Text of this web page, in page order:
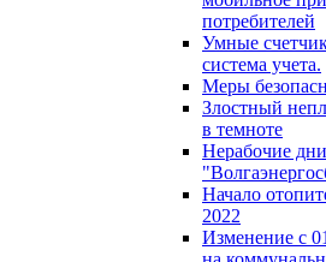
потребителей
Умные
система учета.
Меры
Злостный
в темноте
Нерабочие
Начало
2022
Изменение с